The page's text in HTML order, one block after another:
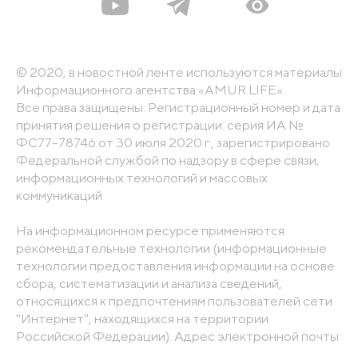
© 2020, в новостной ленте используются материалы
Информационного агентства «AMUR.LIFE».
Все права защищены. Регистрационный номер и дата
принятия решения о регистрации: серия ИА №
ФС77-78746 от 30 июля 2020 г., зарегистрировано
Федеральной службой по надзору в сфере связи,
информационных технологий и массовых
коммуникаций
На информационном ресурсе применяются
рекомендательные технологии (информационные
технологии предоставления информации на основе
сбора, систематизации и анализа сведений,
относящихся к предпочтениям пользователей сети
"Интернет", находящихся на территории
Российской Федерации). Адрес электронной почты